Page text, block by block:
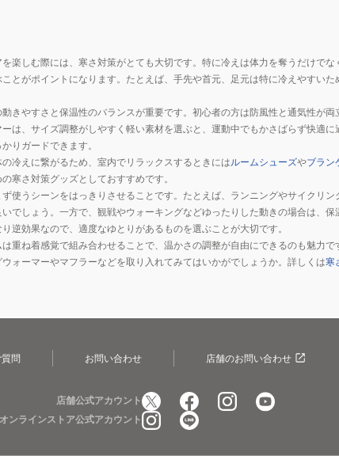
楽しむ際には、寒さ対策がとても大切です。特に冷えは体力を奪うだけで
とがポイントになります。たとえば、手先や首元、足元は特に冷えやすいた
きやすさと保温性のバランスが重要です。初心者の方は防風性と通気性が
は、サイズ調整がしやすく軽い素材を選ぶと、運動中でもかさばらず快適
りガードできます。
冷えに繋がるため、室内でリラックスするときには ルームシューズやブラン
寒さ対策グッズとしておすすめです。
使うシーンをはっきりさせることです。たとえば、ランニングやサイクリ
でしょう。一方で、観戦やウォーキングなどゆったりした動きの場合は、
逆効果なので、適度なゆとりがあるものを選ぶことが大切です。
重ね着感覚で組み合わせることで、温かさの調整が自由にできるのも魅力
ォーマーやマフラーなどを取り入れてみてはいかがでしょうか。詳しくは寒
問 お問い合わせ 店舗のお問い合わせ
店舗公式アカウント
オンラインストア公式アカウント